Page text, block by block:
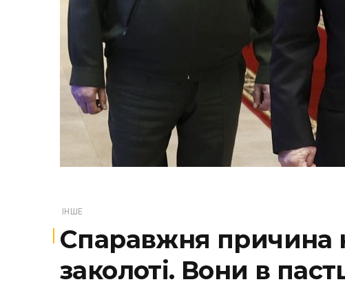
ІНШЕ
Спаравжня причина
заколоті. Вони в